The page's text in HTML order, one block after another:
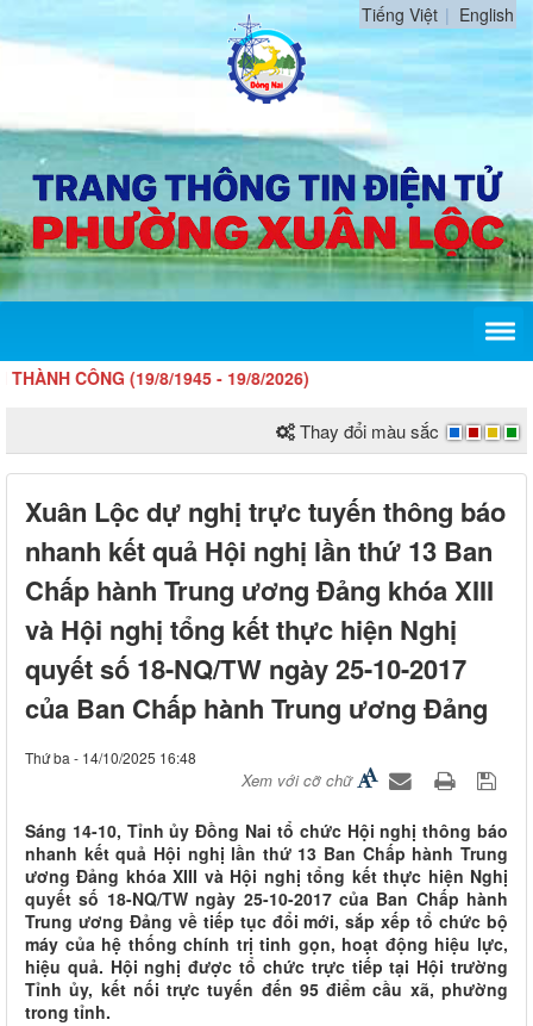
Tiếng Việt English
(19/8/1945 - 19/8/2026)
Thay đổi màu sắc
Xuân Lộc dự nghị trực tuyến thông báo
nhanh kết quả Hội nghị lần thứ 13 Ban
Chấp hành Trung ương Đảng khóa XIII
và Hội nghị tổng kết thực hiện Nghị
quyết số 18-NQ/TW ngày 25-10-2017
của Ban Chấp hành Trung ương Đảng
Thứ ba - 14/10/2025 16:48
Xem với cỡ chữ
Sáng 14-10, Tỉnh ủy Đồng Nai tổ chức Hội nghị thông báo
nhanh kết quả Hội nghị lần thứ 13 Ban Chấp hành Trung
ương Đảng khóa XIII và Hội nghị tổng kết thực hiện Nghị
quyết số 18-NQ/TW ngày 25-10-2017 của Ban Chấp hành
Trung ương Đảng về tiếp tục đổi mới, sắp xếp tổ chức bộ
máy của hệ thống chính trị tinh gọn, hoạt động hiệu lực,
hiệu quả. Hội nghị được tổ chức trực tiếp tại Hội trường
Tỉnh ủy, kết nối trực tuyến đến 95 điểm cầu xã, phường
trong tỉnh.